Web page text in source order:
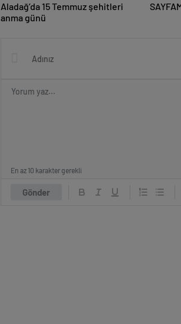
Aladağ’da 15 Temmuz şehitleri
anma günü
Gönder
En az 10 karakter gerekli